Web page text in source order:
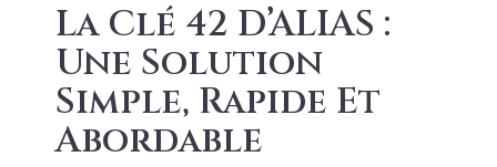
La Clé 42 D’ALIAS :
Une Solution
Simple, Rapide Et
Abordable